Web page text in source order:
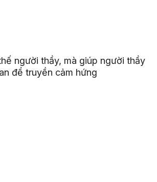
người thầy, mà giúp người thầy
để truyền cảm hứng